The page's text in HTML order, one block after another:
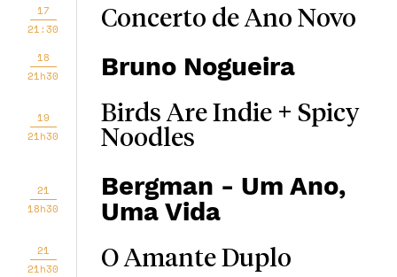
17
21:30
Concerto de Ano Novo
18
21h30
Bruno Nogueira
19
21h30
Birds Are Indie + Spicy
Noodles
21
18h30
Bergman - Um Ano,
Uma Vida
21
21h30
O Amante Duplo